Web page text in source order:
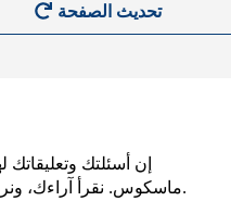
إن أسئلتك
ماسكوس. نقرأ آراءك، ونرد عليها، بناء على طلبكم في أسرع وقت ممكن.